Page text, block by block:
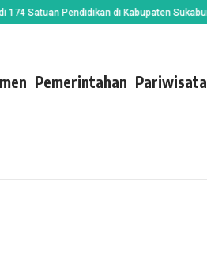
Pendidikan di Kabupaten Sukabumi
Pemerintahan Pariwisata